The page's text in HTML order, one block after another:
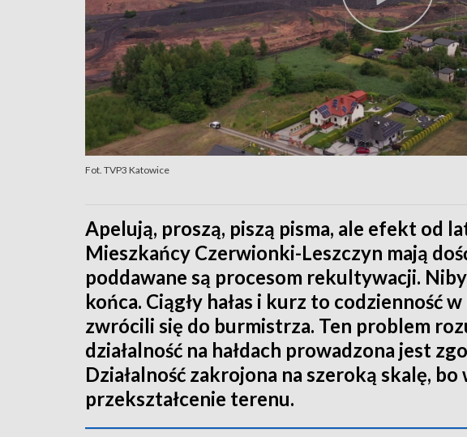
Fot. TVP3 Katowice
Apelują, proszą, piszą pisma, ale efekt od
Mieszkańcy Czerwionki-Leszczyn mają
poddawane są procesom rekultywacji.
końca. Ciągły hałas i kurz to codzienność
zwrócili się do burmistrza. Ten problem
działalność na hałdach prowadzona jest
Działalność zakrojona na szeroką skalę, bo
przekształcenie terenu.